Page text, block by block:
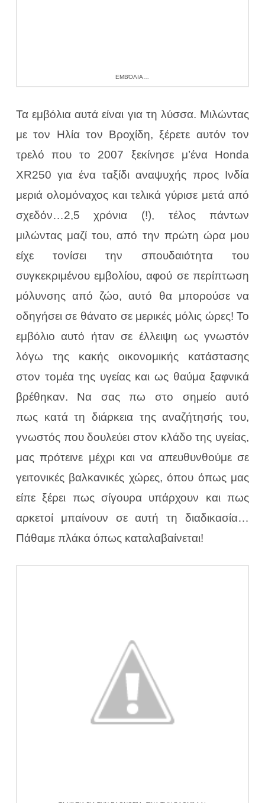
ΕΜΒΌΛΙΑ…
Τα εμβόλια αυτά είναι για τη λύσσα. Μιλώντας
με τον Ηλία τον Βροχίδη, ξέρετε αυτόν τον
τρελό που το 2007 ξεκίνησε μ’ένα Honda
XR250 για ένα ταξίδι αναψυχής προς Ινδία
μεριά ολομόναχος και τελικά γύρισε μετά από
σχεδόν…2,5 χρόνια (!), τέλος πάντων
μιλώντας μαζί του, από την πρώτη ώρα μου
είχε τονίσει την σπουδαιότητα του
συγκεκριμένου εμβολίου, αφού σε περίπτωση
μόλυνσης από ζώο, αυτό θα μπορούσε να
οδηγήσει σε θάνατο σε μερικές μόλις ώρες! Το
εμβόλιο αυτό ήταν σε έλλειψη ως γνωστόν
λόγω της κακής οικονομικής κατάστασης
στον τομέα της υγείας και ως θαύμα ξαφνικά
βρέθηκαν. Να σας πω στο σημείο αυτό
πως κατά τη διάρκεια της αναζήτησής του,
γνωστός που δουλεύει στον κλάδο της υγείας,
μας πρότεινε μέχρι και να απευθυνθούμε σε
γειτονικές βαλκανικές χώρες, όπου όπως μας
είπε ξέρει πως σίγουρα υπάρχουν και πως
αρκετοί μπαίνουν σε αυτή τη διαδικασία…
Πάθαμε πλάκα όπως καταλαβαίνεται!